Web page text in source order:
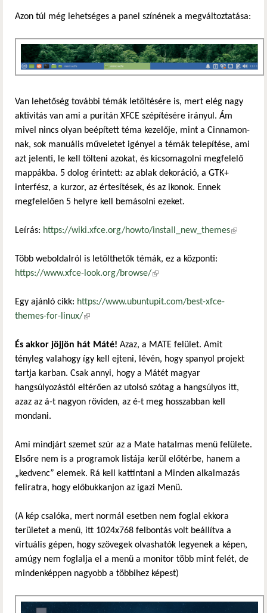
Azon túl még lehetséges a panel színének a megváltoztatása:
Van lehetőség további témák letöltésére is, mert elég nagy
aktivitás van ami a puritán XFCE szépítésére irányul. Ám
mivel nincs olyan beépített téma kezelője, mint a Cinnamon-
nak, sok manuális műveletet igényel a témák telepítése, ami
azt jelenti, le kell tölteni azokat, és kicsomagolni megfelelő
mappákba. 5 dolog érintett: az ablak dekoráció, a GTK+
interfész, a kurzor, az értesítések, és az ikonok. Ennek
megfelelően 5 helyre kell bemásolni ezeket.
Leírás: https://wiki.xfce.org/howto/install_new_themes(külső
Több weboldalról is letölthetők témák, ez a központi:
https://www.xfce-look.org/browse/(külső hivatkozás)
Egy ajánló cikk: https://www.ubuntupit.com/best-xfce-
themes-for-linux/(külső hivatkozás)
És akkor jöjjön hát Máté! Azaz, a MATE felület. Amit
tényleg valahogy így kell ejteni, lévén, hogy spanyol projekt
tartja karban. Csak annyi, hogy a Mátét magyar
hangsúlyozástól eltérően az utolsó szótag a hangsúlyos itt,
azaz az á-t nagyon röviden, az é-t meg hosszabban kell
mondani.
Ami mindjárt szemet szúr az a Mate hatalmas menü felülete.
Elsőre nem is a programok listája kerül előtérbe, hanem a
„kedvenc” elemek. Rá kell kattintani a Minden alkalmazás
feliratra, hogy előbukkanjon az igazi Menü.
(A kép csalóka, mert normál esetben nem foglal ekkora
területet a menü, itt 1024x768 felbontás volt beállítva a
virtuális gépen, hogy szövegek olvashatók legyenek a képen,
amúgy nem foglalja el a menü a monitor több mint felét, de
mindenképpen nagyobb a többihez képest)